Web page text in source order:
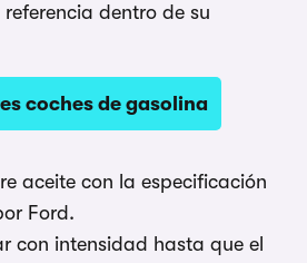
dentro de su
coches de gasolina
aceite con la especificación
Ford.
con intensidad hasta que el